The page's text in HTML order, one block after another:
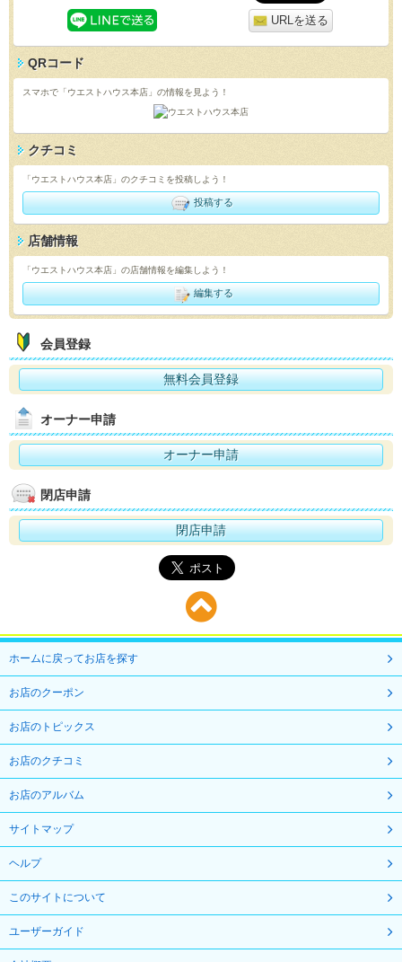
URLを送る
QRコード
スマホで「ウエストハウス本店」の情報を見よう！
クチコミ
「ウエストハウス本店」のクチコミを投稿しよう！
投稿する
店舗情報
「ウエストハウス本店」の店舗情報を編集しよう！
編集する
会員登録
無料会員登録
オーナー申請
オーナー申請
閉店申請
閉店申請
ホームに戻ってお店を探す
お店のクーポン
お店のトピックス
お店のクチコミ
お店のアルバム
サイトマップ
ヘルプ
このサイトについて
ユーザーガイド